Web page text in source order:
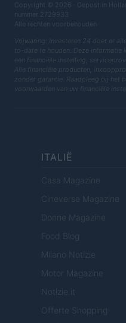
Copyright © 2026 · Gepost in
nummer 2729933
Alle rechten voorbehouden
Vrijwaring: Investeren 24 doet er
to-date te houden. Deze informatie
een financiële instelling,
Alle financiële producten,
zonder garantie. Raadpleeg bij het
voorwaarden van uw financiële
ITALIË
Casa Magazine
Cineverse Magazine
Donne Magazine
Food Blog
Milano Notizie
Motor Magazine
Notizie.it
Offerte Shopping